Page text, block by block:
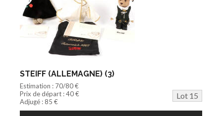
STEIFF (ALLEMAGNE) (3)
Estimation : 70/80 €
Prix de départ : 40 €
Lot 15
Adjugé : 85 €